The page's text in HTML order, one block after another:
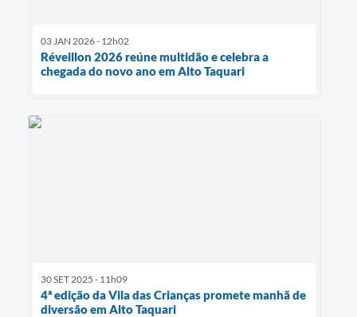
03 JAN 2026 - 12h02
Réveillon 2026 reúne multidão e celebra a
chegada do novo ano em Alto Taquari
30 SET 2025 - 11h09
4ª edição da Vila das Crianças promete manhã de
diversão em Alto Taquari